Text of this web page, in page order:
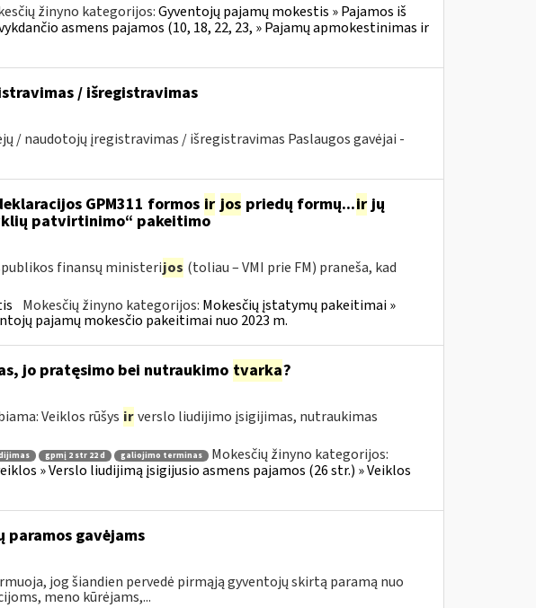
žinyno kategorijos:Gyventojų pajamų mokestis » Pajamos iš
asmens pajamos (10, 18, 22, 23, » Pajamų apmokestinimas ir
/ išregistravimas
/ naudotojų įregistravimas / išregistravimas Paslaugos gavėjai -
GPM311 formos ir jos priedų formų...irjų
patvirtinimo“ pakeitimo
finansų ministerijos (toliau – VMI prie FM) praneša, kad
Mokesčių žinyno kategorijos: Mokesčių įstatymų pakeitimai »
pajamų mokesčio pakeitimai nuo 2023 m.
jo pratęsimo bei nutraukimo tvarka?
Veiklos rūšys ir verslo liudijimo įsigijimas, nutraukimas
gpmį 2 str 22 d galiojimo terminas
Mokesčių žinyno kategorijos:
» Verslo liudijimą įsigijusio asmens pajamos (26 str.) » Veiklos
paramos gavėjams
jog šiandien pervedė pirmąją gyventojų skirtą paramą nuo
meno kūrėjams,...